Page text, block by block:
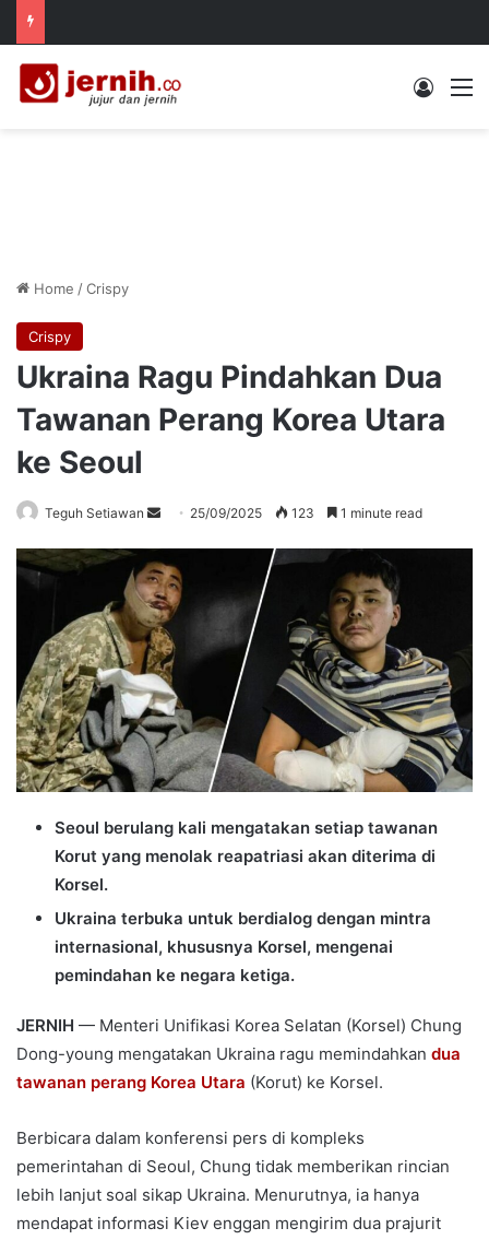
Log In
Home /Crispy
Crispy
Ukraina Ragu Pindahkan Dua
Tawanan Perang Korea Utara
ke Seoul
Teguh Setiawan
Send
email
25/09/2025 123 1 minute read
Seoul berulang kali mengatakan setiap tawanan
Korut yang menolak reapatriasi akan diterima di
Korsel.
Ukraina terbuka untuk berdialog dengan mintra
internasional, khususnya Korsel, mengenai
pemindahan ke negara ketiga.
JERNIH — Menteri Unifikasi Korea Selatan (Korsel) Chung
Dong-young mengatakan Ukraina ragu memindahkan dua
tawanan perang Korea Utara (Korut) ke Korsel.
Berbicara dalam konferensi pers di kompleks
pemerintahan di Seoul, Chung tidak memberikan rincian
lebih lanjut soal sikap Ukraina. Menurutnya, ia hanya
mendapat informasi Kiev enggan mengirim dua prajurit